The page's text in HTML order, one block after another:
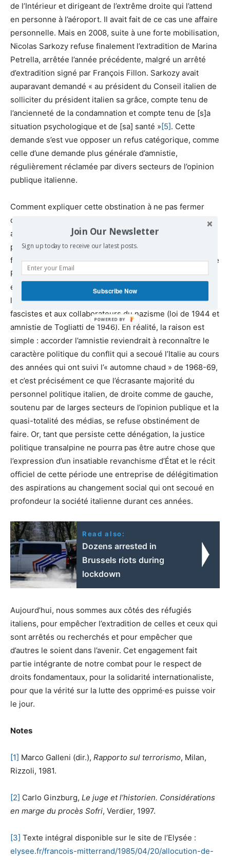
de l’Intérieur et dirigeant de l’extrême droite qui l’attend
en personne à l’aéroport. Il avait fait de ce cas une affaire
personnelle. Mais en 2008, suite à une forte mobilisation,
Nicolas Sarkozy refuse finalement l’extradition de Marina
Petrella, arrêtée l’année précédente, malgré un arrêté
d’extradition signé par François Fillon. Sarkozy avait
auparavant demandé « au président du Conseil italien de
solliciter du président italien sa grâce, compte tenu de
l’ancienneté de la condamnation et compte tenu de [s]a
situation psychologique et de [sa] santé »[5]. Cette
demande s’est vue opposer un refus catégorique, comme
celle d’une demande plus générale d’amnistie,
régulièrement réclamée par divers secteurs de l’opinion
publique italienne.
Comment expliquer cette obstination à ne pas fermer
cette page maintenant ancienne de plus de quarante
ans ? Selon le communiqué du parquet de Paris, les
personnes arrêtées sont âgées entre 63 et 77 ans, et il
faut ajouter que l’état de santé de certaines, dont celui de
Pietrostefani, est préoccupant. On peut mettre ce refus
en parallèle avec la célérité avec laquelle, aux
lendemains de la Libération, l’amnistie fut accordée aux
fascistes et aux collaborateurs du nazisme (loi de 1944 et
amnistie de Togliatti de 1946). En réalité, la raison est
simple : accorder l’amnistie reviendrait à reconnaître le
caractère politique du conflit qui a secoué l’Italie au cours
des années qui ont suivi l’« automne chaud » de 1968-69,
et c’est précisément ce que l’écrasante majorité du
personnel politique italien, de droite comme de gauche,
soutenu par de larges secteurs de l’opinion publique et la
quasi-totalité des médias, se refuse obstinément de
faire. Or, tant que persiste cette dénégation, la justice
politique transalpine ne pourra pas être autre chose que
l’expression d’un insatiable revanchisme d’État et le récit
officiel de cette période une entreprise de délégitimation
des aspirations au changement social qui ont secoué en
profondeur la société italienne durant ces années.
Read also:
Dozens arrested in
Brussels riots during
lockdown
Aujourd’hui, nous sommes aux côtés des réfugiés
italiens, pour empêcher l’extradition de celles et ceux qui
sont arrêtés ou recherchés et pour empêcher que
d’autres le soient dans l’avenir. Cet engagement fait
partie intégrante de notre combat pour le respect de
droits fondamentaux, pour la solidarité internationaliste,
pour que la vérité sur la lutte des opprimé·es puisse voir
le jour.
Notes
[1] Marco Galleni (dir.), Rapporto sul terrorismo, Milan,
Rizzoli, 1981.
[2] Carlo Ginzburg, Le juge et l’historien. Considérations
en marge du procès Sofri, Verdier, 1997.
[3] Texte intégral disponible sur le site de l’Elysée :
elysee.fr/francois-mitterrand/1985/04/20/allocution-de-
Join Our Newsletter
Sign up today to receive our latest posts.
Subscribe Now